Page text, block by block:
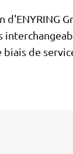
d'ENYRING
de